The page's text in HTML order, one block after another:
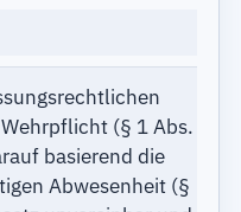
(§ 1 Abs.
basierend die
Abwesenheit (§